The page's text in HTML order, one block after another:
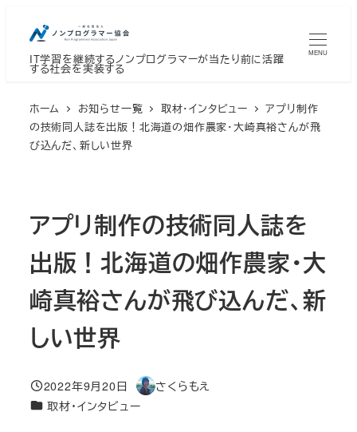
IT学習を継続するノンプログラマーが当たり前に活躍
する社会を実装する
MENU
ホーム お知らせ一覧 取材・インタビュー
アプリ制作
の技術同人誌を出版！北海道の畑作農家・大崎真裕さんが飛
び込んだ、新しい世界
アプリ制作の技術同人誌を
出版！北海道の畑作農家・大
崎真裕さんが飛び込んだ、新
しい世界
投稿日
2022年9月20日
著
さくらもえ
カテゴリー
取材・インタビュー